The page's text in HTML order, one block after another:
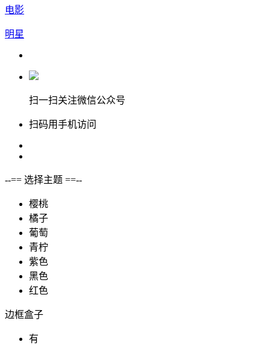
电影
明星
扫一扫关注微信公众号
扫码用手机访问
--== 选择主题 ==--
樱桃
橘子
葡萄
青柠
紫色
黑色
红色
边框盒子
有